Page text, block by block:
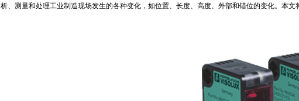
析、测量和处理工业制造现场发生的各种变化，如位置、长度、高度、外部和错位的变化。本文